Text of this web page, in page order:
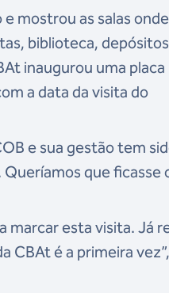
mostrou as salas onde
biblioteca,
inaugurou uma placa
a data da visita do
e sua gestão tem
que ficasse
marcar esta visita. Já
CBAt é a primeira